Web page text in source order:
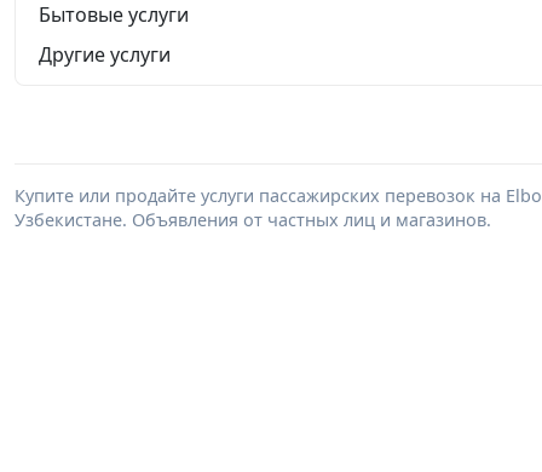
Бытовые услуги
Другие услуги
Купите или продайте услуги пассажирских перевозок на
Узбекистане. Объявления от частных лиц и магазинов.